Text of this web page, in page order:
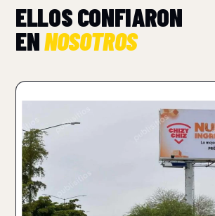
ELLOS CONFIARON
ENNOSOTROS